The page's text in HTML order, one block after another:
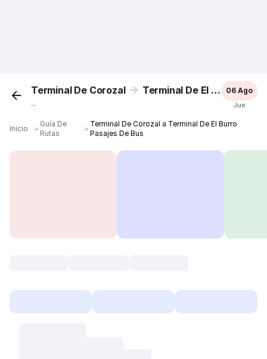
Terminal De Corozal Terminal De El Burro
...
06 Ago
Jue
Inicio ＞
Guía De
Rutas
＞
Terminal De Corozal a Terminal De El Burro
Pasajes De Bus